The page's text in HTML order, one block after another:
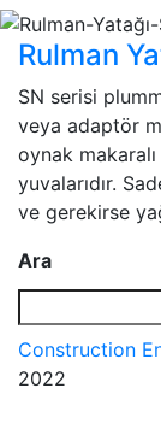
Rulman
SN serisi
veya adaptör
oynak
yuvalarıdır.
ve gerekirse
Ara
Construction
2022